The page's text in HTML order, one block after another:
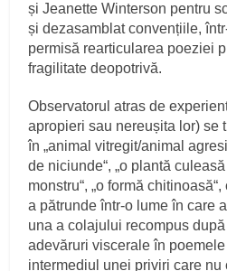
și Jeanette Winterson pentru
și dezasamblat convențiile,
permisă rearticularea poeziei
fragilitate deopotrivă.
Observatorul atras de
apropieri sau nereușita lor) se
în „animal vitregit/animal
de niciunde“, „o plantă culeasă
monstru“, „o formă
a pătrunde într-o lume în care
una a colajului recompus
adevăruri viscerale în
intermediul unei priviri care nu